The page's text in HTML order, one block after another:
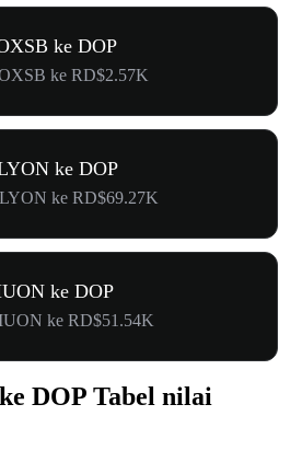
ke DOP
ke RD$2.57K
ke DOP
ke RD$69.27K
ke DOP
ke RD$51.54K
DOP Tabel nilai